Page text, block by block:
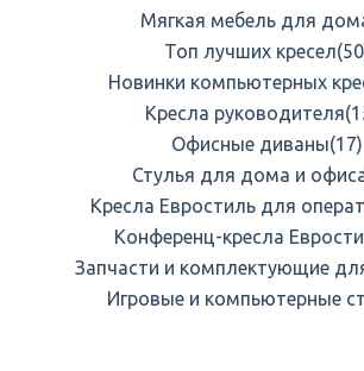
Мягкая мебель для
Топ лучших кресел
Новинки компьютерных
Кресла руководителя
Офисные диваны(17)
Стулья для дома и
Кресла Евростиль для
Конференц-кресла
Запчасти и комплектующие
Игровые и компьютерные